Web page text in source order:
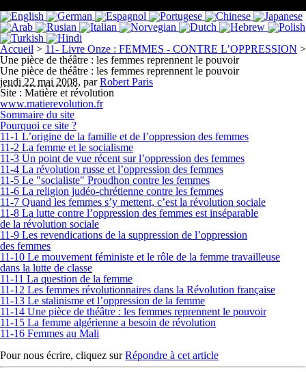
Accueil > 11- Livre Onze : FEMMES - CONTRE L’OPPRESSION >
Une pièce de théâtre : les femmes reprennent le pouvoir
Une pièce de théâtre : les femmes reprennent le pouvoir
jeudi 22 mai 2008, parRobert Paris
Site : Matière et révolution
www.matierevolution.fr
Sommaire du site
Pourquoi ce site ?
11-1 L’origine de la famille et de l’oppression des femmes
11-2 La femme et le socialisme
11-3 Un point de vue récent sur l’oppression des femmes
11-4 La révolution russe et l’oppression des femmes
11-5 Le "socialiste" Proudhon contre les femmes
11-6 La religion judéo-chrétienne contre les femmes
11-7 Quand les femmes s’y mettent, c’est la révolution sociale
11-8 La lutte contre l’oppression des femmes est inséparable
de la révolution sociale
11-9 Les revendications de la suppression de l’oppression
des femmes
11-10 Le mouvement féministe et le rôle de la femme travailleuse
dans la lutte de classe
11-11 La question de la femme
11-12 Les femmes révolutionnaires dans la Révolution française
11-13 Le stalinisme et l’oppression de la femme
11-14 Une pièce de théâtre : les femmes reprennent le pouvoir
11-15 La femme algérienne a besoin de révolution
11-16 Femmes au Mali
Pour nous écrire, cliquez surRépondre à cet article